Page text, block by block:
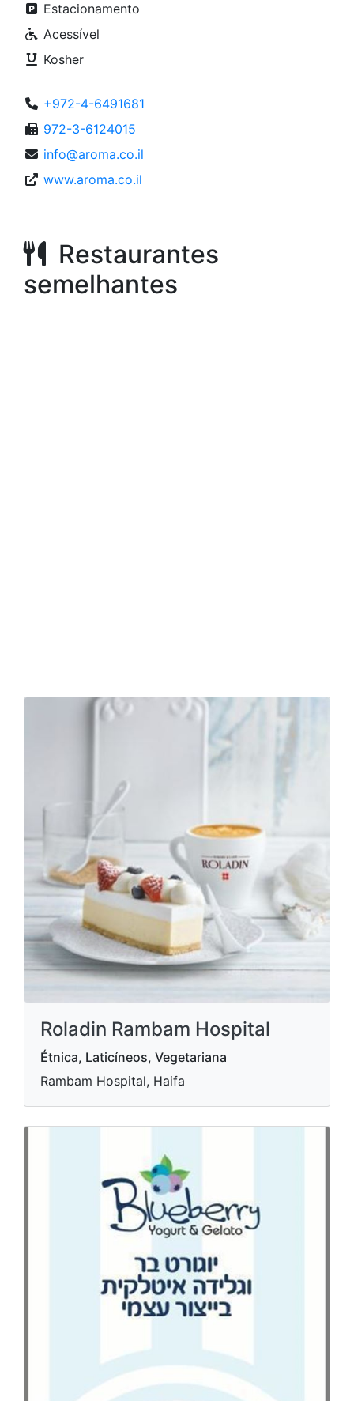
Estacionamento
Acessível
Kosher
+972-4-6491681
972-3-6124015
info@aroma.co.il
www.aroma.co.il
Restaurantes
semelhantes
Roladin Rambam Hospital
Étnica, Laticíneos, Vegetariana
Rambam Hospital, Haifa